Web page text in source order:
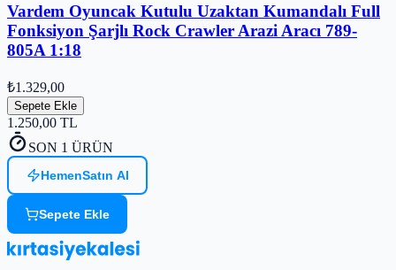
Vardem Oyuncak Kutulu Uzaktan Kumandalı Full
Fonksiyon Şarjlı Rock Crawler Arazi Aracı 789-
805A 1:18
₺1.329,00
Sepete Ekle
1.250,00 TL
SON 1 ÜRÜN
HemenSatın Al
Sepete Ekle